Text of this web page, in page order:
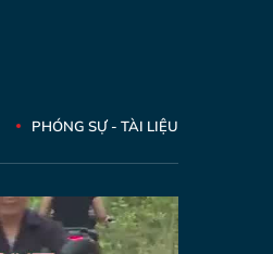
PHÓNG SỰ - TÀI LIỆU